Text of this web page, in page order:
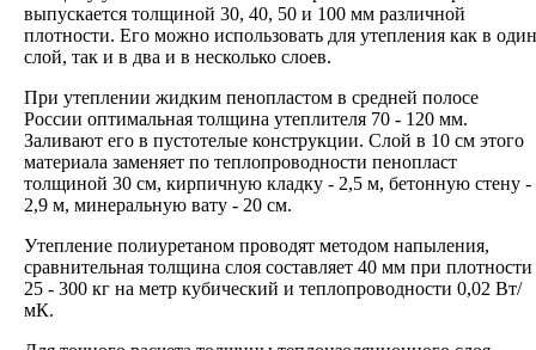
выпускается толщиной 30, 40, 50 и 100 мм различной
плотности. Его можно использовать для утепления как в один
слой, так и в два и в несколько слоев.
При утеплении жидким пенопластом в средней полосе
России оптимальная толщина утеплителя 70 - 120 мм.
Заливают его в пустотелые конструкции. Слой в 10 см этого
материала заменяет по теплопроводности пенопласт
толщиной 30 см, кирпичную кладку - 2,5 м, бетонную стену -
2,9 м, минеральную вату - 20 см.
Утепление полиуретаном проводят методом напыления,
сравнительная толщина слоя составляет 40 мм при плотности
25 - 300 кг на метр кубический и теплопроводности 0,02 Вт/
мК.